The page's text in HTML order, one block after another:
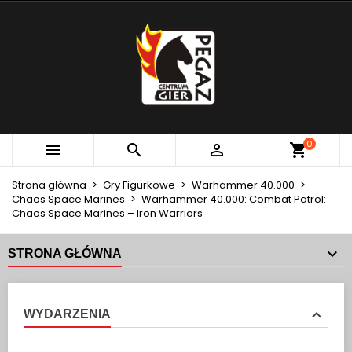
   0
Strona główna Gry Figurkowe
Warhammer 40.000
Chaos Space Marines
Warhammer 40.000: Combat Patrol:
Chaos Space Marines – Iron Warriors
STRONA GŁÓWNA
WYDARZENIA
MOJE LISTY ŻYCZEŃ
Utwórz nową listę
UTWÓRZ LISTĘ ŻYCZEŃ
Utwórz listę życzeń
ZALOGUJ SIĘ
MUSISZ BYĆ ZALOGOWANY BY ZAPISAĆ PRODUKTY
NA SWOJEJ LIŚCIE ŻYCZEŃ.
Anuluj Zaloguj się